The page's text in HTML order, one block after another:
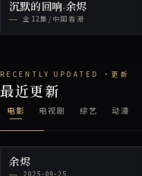
沉默的回响·余烬
全12集/中国香港
最近更新
电影 电视剧 综艺 动漫
余烬
2025-09-25